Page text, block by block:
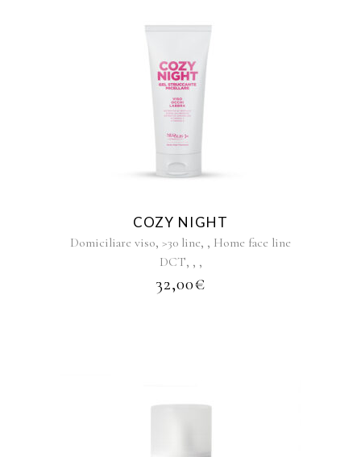
COZY NIGHT
Domiciliare viso, >30 line, , Home face line
DCT, , ,
32,00€